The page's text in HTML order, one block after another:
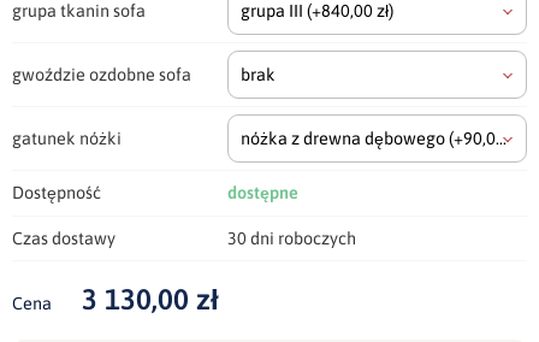
grupa tkanin sofa grupa III (+840,00 zł)
gwoździe ozdobne sofa brak
gatunek nóżki nóżka z drewna dębowego(+90,00 zł)
Dostępność dostępne
Czas dostawy 30 dni roboczych
Cena 3 130,00 zł